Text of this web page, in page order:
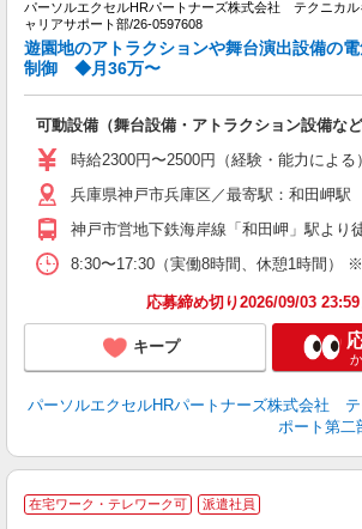
パーソルエクセルHRパートナーズ株式会社 テクニカル
ャリアサポート部/26-0597608
遊園地のアトラクションや舞台演出設備の
制御 ◆月36万〜
可動設備（舞台設備・アトラクション設備な
時給2300円〜2500円（経験・能力による）
兵庫県神戸市兵庫区／最寄駅：和田岬駅
神戸市営地下鉄海岸線「和田岬」駅より
8:30〜17:30（実働8時間、休憩1時間）
応募締め切り2026/09/03
キープ
パーソルエクセルHRパートナーズ株式会社
ポート第二
在宅ワーク・テレワーク可 派遣社員